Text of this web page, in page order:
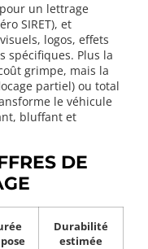
un lettrage
SIRET), et
logos, effets
spécifiques. Plus la
grimpe, mais la
partiel) ou total
le véhicule
bluffant et
DE
Durabilité
estimée